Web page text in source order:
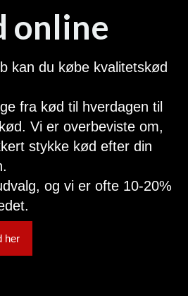
online
kan du købe kvalitetskød
fra kød til hverdagen til
Vi er overbeviste om,
stykke kød efter din
og vi er ofte 10-20%
her